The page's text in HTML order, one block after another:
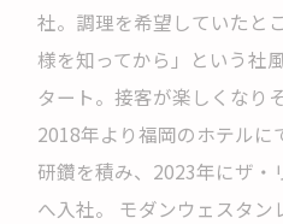
社。調理を希望していたと
様を知ってから」という社
タート。接客が楽しくなり
2018年より福岡のホテルに
研鑽を積み、2023年にザ・
へ入社。 モダンウェスタン